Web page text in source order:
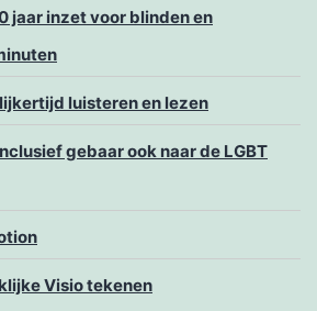
jaar inzet voor blinden en
luisteren en lezen
gebaar ook naar de LGBT
Visio tekenen